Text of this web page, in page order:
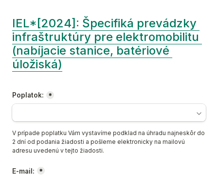
IEL*[2024]: Špecifiká prevádzky
infraštruktúry pre elektromobilitu
(nabíjacie stanice, batériové
úložiská)
Poplatok: *
V prípade poplatku Vám vystavíme podklad na úhradu najneskôr do
2 dní od podania žiadosti a pošleme elektronicky na mailovú
adresu uvedenú v tejto žiadosti.
E-mail: *